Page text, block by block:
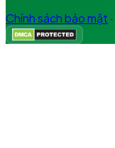
Chính sách bảo mật ·